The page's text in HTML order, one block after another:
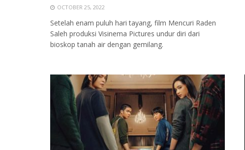
OCTOBER 25, 2022
Setelah enam puluh hari tayang, film Mencuri Raden
Saleh produksi Visinema Pictures undur diri dari
bioskop tanah air dengan gemilang.